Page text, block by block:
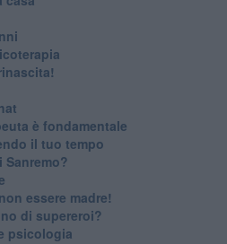
è fondamentale
il tuo tempo
essere madre!
di supereroi?
psicologia